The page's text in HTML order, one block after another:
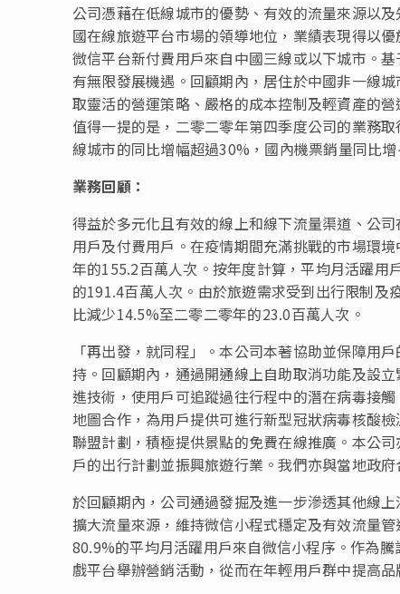
公司憑藉在低線城市的優勢、有效的流量來源以
國在線旅遊平台市場的領導地位，業績表現得以
微信平台新付費用戶來自中國三線或以下城市。
有無限發展機遇。回顧期內，居住於中國非一線
取靈活的營運策略、嚴格的成本控制及輕資產的
值得一提的是，二零二零年第四季度公司的業務
線城市的同比增幅超過30%，國內機票銷量同比
業務回顧：
得益於多元化且有效的線上和線下流量渠道、公
用戶及付費用戶。在疫情期間充滿挑戰的市場環
年的155.2百萬人次。按年度計算，平均月活躍
的191.4百萬人次。由於旅遊需求受到出行限制
比減少14.5%至二零二零年的23.0百萬人次。
「再出發，就同程」。本公司本著協助並保障用
持。回顧期內，通過開通線上自助取消功能及設
進技術，使用戶可追蹤過往行程中的潛在病毒接
地圖合作，為用戶提供可進行新型冠狀病毒核酸
聯盟計劃，積極提供景點的免費在線推廣。本公
戶的出行計劃並振興旅遊行業。我們亦與當地政
於回顧期內，公司通過發掘及進一步滲透其他線
擴大流量來源，維持微信小程式穩定及有效流量
80.9%的平均月活躍用戶來自微信小程序。作為
戲平台舉辦營銷活動，從而在年輕用戶群中提高